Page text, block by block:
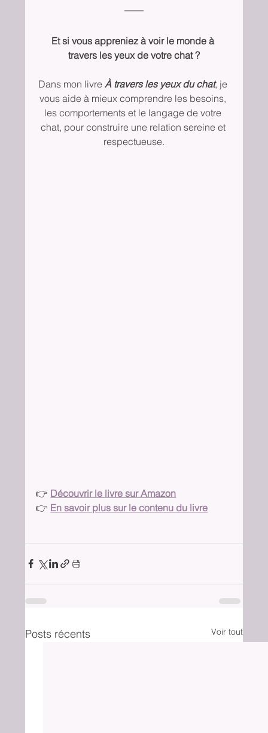
Et si vous appreniez à voir le monde à
travers les yeux de votre chat ?
Dans mon livre À travers les yeux du chat, je
vous aide à mieux comprendre les besoins,
les comportements et le langage de votre
chat, pour construire une relation sereine et
respectueuse.
👉 Découvrir le livre sur Amazon
👉 En savoir plus sur le contenu du livre
Posts récents Voir tout